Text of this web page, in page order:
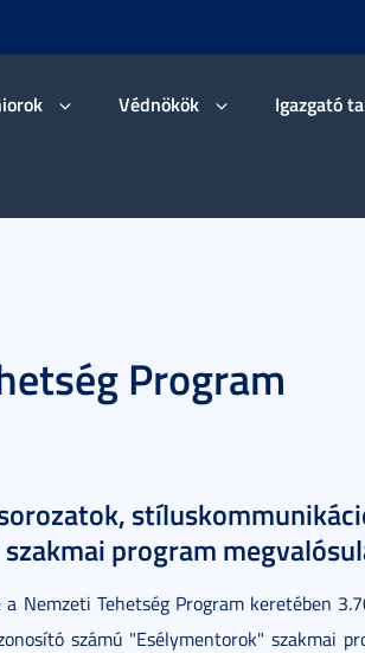
Védnökök Igazgató
Program
program
Nemzeti Tehetség Program keretében
számú "Esélymentorok" szakmai